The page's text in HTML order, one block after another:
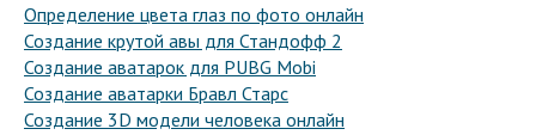
Определение цвета глаз по фото онлайн
Создание крутой авы для Стандофф 2
Создание аватарок для PUBG Mobi
Создание аватарки Бравл Старс
Создание 3D модели человека онлайн